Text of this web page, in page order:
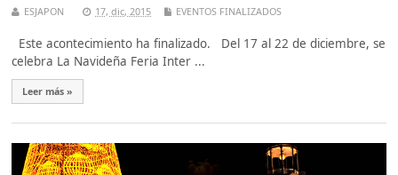
ESJAPON 17, dic, 2015 EVENTOS FINALIZADOS
Este acontecimiento ha finalizado. Del 17 al 22 de diciembre, se
celebra La Navideña Feria Inter ...
Leer más »